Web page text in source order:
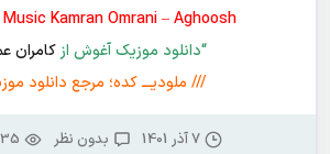
Kamran Omrani – Aghoosh
“دانلود موزیک آغوش از کامران
/// ملودیـــ کده؛ مرجع دانلود
7 آذر 1401 بدون نظر 135